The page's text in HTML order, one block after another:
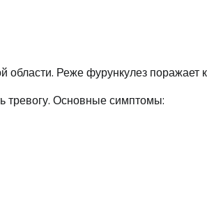
Реже фурункулез поражает
тревогу. Основные симптомы: